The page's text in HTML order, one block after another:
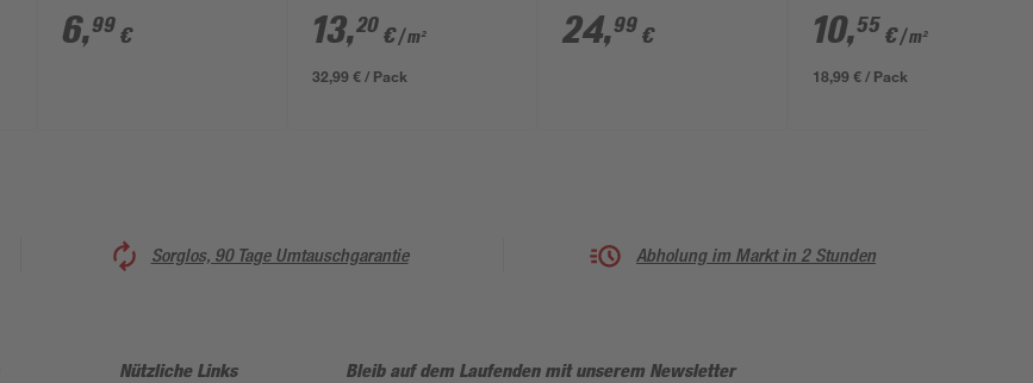
6,99 €
x 117 x 0,04 cm
13,20 €/ m²
32,99 € / Pack
24,99 €
x 90 x 0,12 cm
10,55 €/ m²
18,99 € / Pack
Sorglos, 90 Tage Umtauschgarantie Abholung im Markt in 2 Stunden
Nützliche Links Bleib auf dem Laufenden mit unserem Newsletter